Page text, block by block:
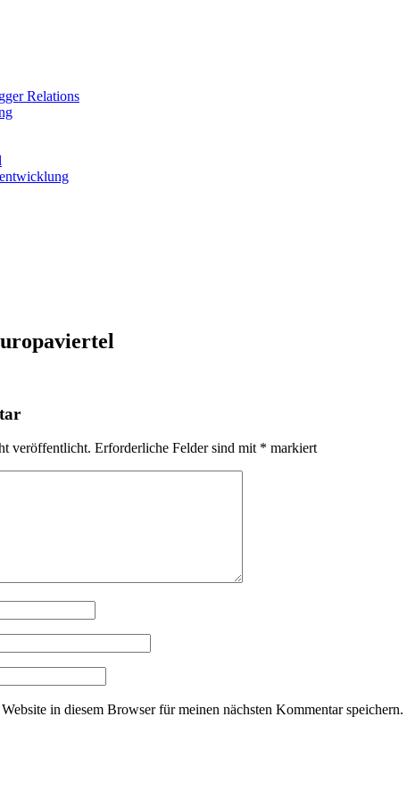
Relations
veröffentlicht. Erforderliche Felder sind mit * markiert
in diesem Browser für meinen nächsten Kommentar speichern.